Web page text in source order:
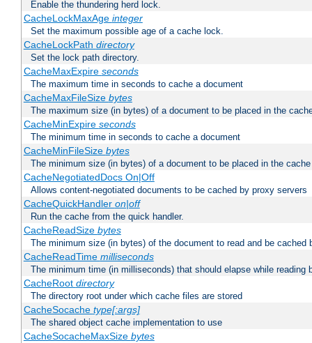
Enable the thundering herd lock.
CacheLockMaxAge integer
Set the maximum possible age of a cache lock.
CacheLockPath directory
Set the lock path directory.
CacheMaxExpire seconds
The maximum time in seconds to cache a document
CacheMaxFileSize bytes
The maximum size (in bytes) of a document to be placed in the
CacheMinExpire seconds
The minimum time in seconds to cache a document
CacheMinFileSize bytes
The minimum size (in bytes) of a document to be placed in the cache
CacheNegotiatedDocs On|Off
Allows content-negotiated documents to be cached by proxy servers
CacheQuickHandler on|off
Run the cache from the quick handler.
CacheReadSize bytes
The minimum size (in bytes) of the document to read and be cached
CacheReadTime milliseconds
The minimum time (in milliseconds) that should elapse while reading
CacheRoot directory
The directory root under which cache files are stored
CacheSocache type[:args]
The shared object cache implementation to use
CacheSocacheMaxSize bytes